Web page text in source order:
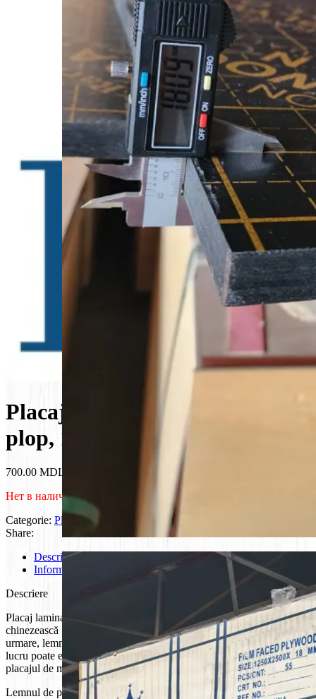
Placaj 18mm laminat, F/F,
plop, 1250*2500 mm
700.00 MDL
Нет в наличии
Categorie: Placaj laminat
Share:
Descriere
Informații suplimentare
Descriere
Placaj laminat de plop este fabricat în China. Clima caldă
chinezească favorizează creșterea rapidă a acestui copac. Prin
urmare, lemnul de plop este recoltat și vândut în cantități mari. Acest
lucru poate explica motivul costului mai mic în comparație cu
placajul de mesteacăn laminat fabricat rusesc.
Lemnul de plop are rezistență și densitate mai scăzute (400-500